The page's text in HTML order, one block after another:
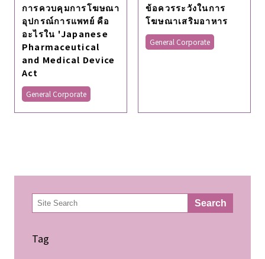
การควบคุมการโฆษณา
อุปกรณ์การแพทย์ คือ
อะไรใน 'Japanese
Pharmaceutical
and Medical Device
Act
General Corporate
ข้อควรระวังในการ
โฆษณาเสริมอาหาร
General Corporate
検
索 Search
Tag